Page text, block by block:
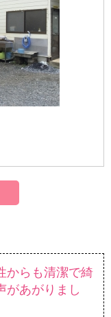
からも清潔で綺
があがりまし